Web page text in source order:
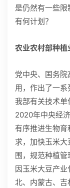
是仍然有一些
有何计划？
农业农村部种植
党中央、国务
用，作出了一
我部有关技术单
2020年中央经
有序推进生物
求，加快玉米
围，规范种植
因玉米大豆产
北、内蒙古、